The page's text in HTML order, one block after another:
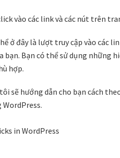
vào các link và các nút trên
ở đây là lượt truy cập vào các
Bạn có thể sử dụng những
hợp.
sẽ hướng dẫn cho bạn cách